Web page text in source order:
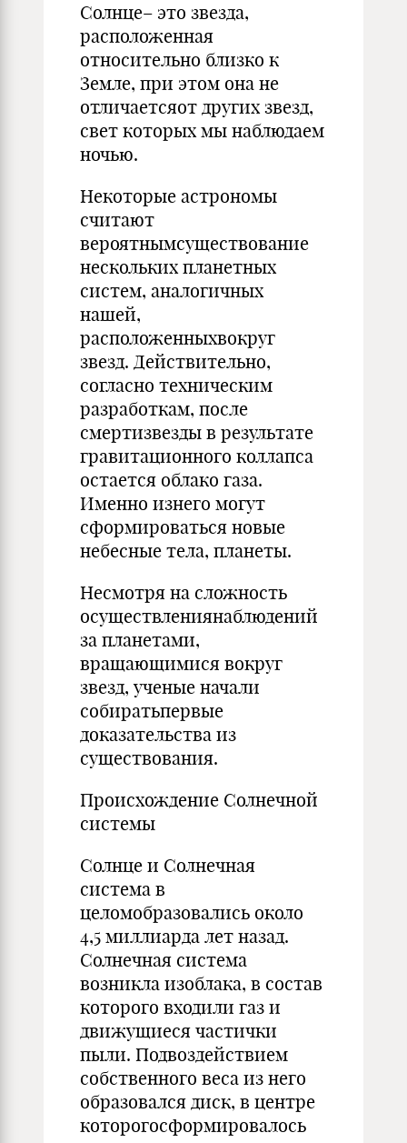
Солнце– это звезда,
расположенная
относительно близко к
Земле, при этом она не
отличаетсяот других звезд,
свет которых мы наблюдаем
ночью.
Некоторые астрономы
считают
вероятнымсуществование
нескольких планетных
систем, аналогичных
нашей,
расположенныхвокруг
звезд. Действительно,
согласно техническим
разработкам, после
смертизвезды в результате
гравитационного коллапса
остается облако газа.
Именно изнего могут
сформироваться новые
небесные тела, планеты.
Несмотря на сложность
осуществлениянаблюдений
за планетами,
вращающимися вокруг
звезд, ученые начали
собиратьпервые
доказательства из
существования.
Происхождение Солнечной
системы
Солнце и Солнечная
система в
целомобразовались около
4,5 миллиарда лет назад.
Солнечная система
возникла изоблака, в состав
которого входили газ и
движущиеся частички
пыли. Подвоздействием
собственного веса из него
образовался диск, в центре
которогосформировалось